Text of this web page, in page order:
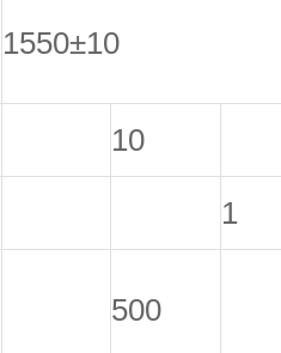
1550±10
10
1
500